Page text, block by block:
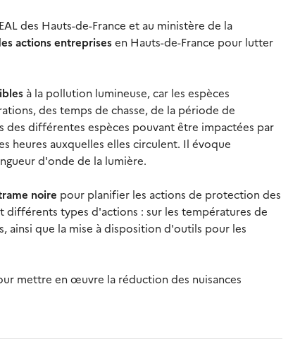
des Hauts-de-France et au ministère de la
actions entreprisesen Hauts-de-France pour lutter
à la pollution lumineuse, car les espèces
des temps de chasse, de la période de
différentes espèces pouvant être impactées par
heures auxquelles elles circulent. Il évoque
d'onde de la lumière.
noire pour planifier les actions de protection des
types d'actions : sur les températures de
ainsi que la mise à disposition d'outils pour les
mettre en œuvre la réduction des nuisances